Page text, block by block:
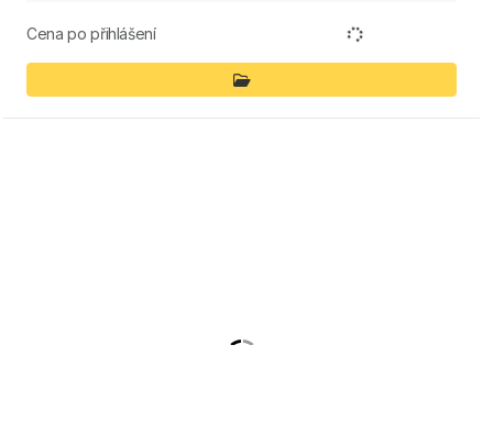
Cena po přihlášení